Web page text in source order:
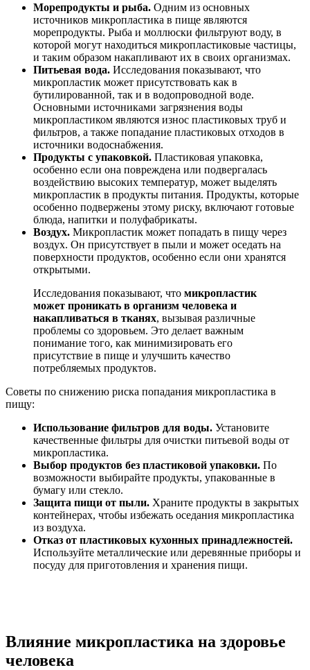
Морепродукты и рыба. Одним из основных
источников микропластика в пище являются
морепродукты. Рыба и моллюски фильтруют воду, в
которой могут находиться микропластиковые частицы,
и таким образом накапливают их в своих организмах.
Питьевая вода. Исследования показывают, что
микропластик может присутствовать как в
бутилированной, так и в водопроводной воде.
Основными источниками загрязнения воды
микропластиком являются износ пластиковых труб и
фильтров, а также попадание пластиковых отходов в
источники водоснабжения.
Продукты с упаковкой. Пластиковая упаковка,
особенно если она повреждена или подвергалась
воздействию высоких температур, может выделять
микропластик в продукты питания. Продукты, которые
особенно подвержены этому риску, включают готовые
блюда, напитки и полуфабрикаты.
Воздух. Микропластик может попадать в пищу через
воздух. Он присутствует в пыли и может оседать на
поверхности продуктов, особенно если они хранятся
открытыми.
Исследования показывают, что микропластик
может проникать в организм человека и
накапливаться в тканях, вызывая различные
проблемы со здоровьем. Это делает важным
понимание того, как минимизировать его
присутствие в пище и улучшить качество
потребляемых продуктов.
Советы по снижению риска попадания микропластика в
пищу:
Использование фильтров для воды. Установите
качественные фильтры для очистки питьевой воды от
микропластика.
Выбор продуктов без пластиковой упаковки. По
возможности выбирайте продукты, упакованные в
бумагу или стекло.
Защита пищи от пыли. Храните продукты в закрытых
контейнерах, чтобы избежать оседания микропластика
из воздуха.
Отказ от пластиковых кухонных принадлежностей.
Используйте металлические или деревянные приборы и
посуду для приготовления и хранения пищи.
Влияние микропластика на здоровье
человека